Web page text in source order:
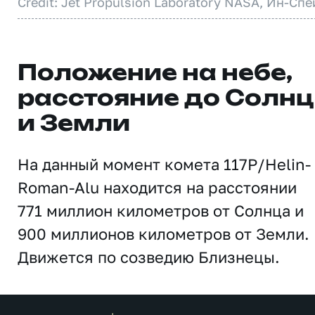
Положение на небе,
расстояние до
и Земли
На данный момент комета 117P/Helin-
Roman-Alu находится на расстоянии
771 миллион километров от Солнца и
900 миллионов километров от Земли.
Движется по созведию Близнецы.